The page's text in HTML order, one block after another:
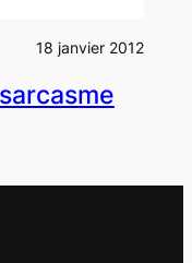
18 janvier 2012